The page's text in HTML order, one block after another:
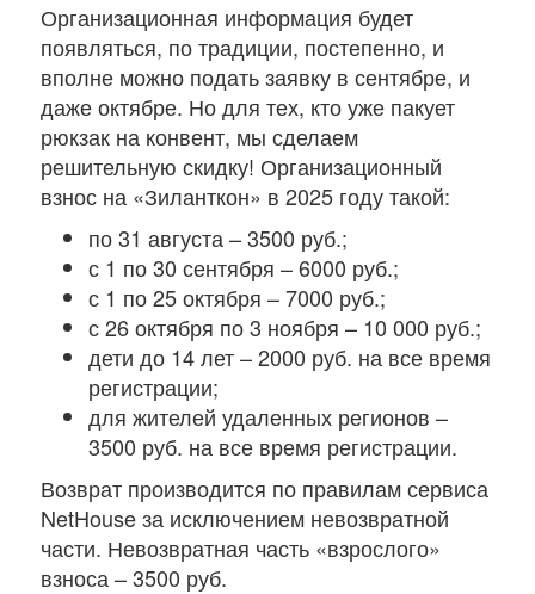
Организационная информация будет
появляться, по традиции, постепенно, и
вполне можно подать заявку в сентябре, и
даже октябре. Но для тех, кто уже пакует
рюкзак на конвент, мы сделаем
решительную скидку! Организационный
взнос на «Зиланткон» в 2025 году такой:
по 31 августа – 3500 руб.;
с 1 по 30 сентября – 6000 руб.;
с 1 по 25 октября – 7000 руб.;
с 26 октября по 3 ноября – 10 000 руб.;
дети до 14 лет – 2000 руб. на все время
регистрации;
для жителей удаленных регионов –
3500 руб. на все время регистрации.
Возврат производится по правилам сервиса
NetHouse за исключением невозвратной
части. Невозвратная часть «взрослого»
взноса – 3500 руб.